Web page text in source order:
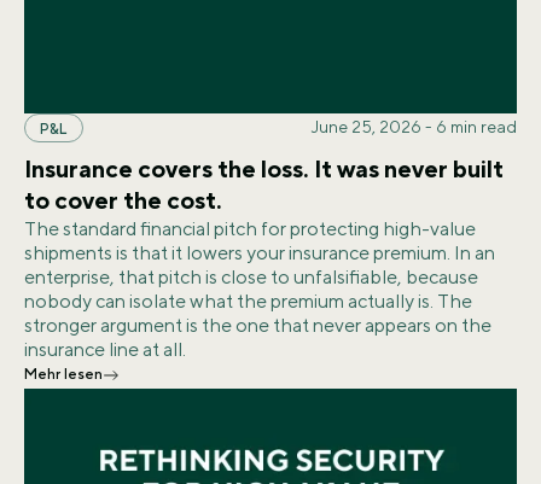
P&L June 25, 2026 - 6 min read
Insurance covers the loss. It was never built
to cover the cost.
The standard financial pitch for protecting high-value
shipments is that it lowers your insurance premium. In an
enterprise, that pitch is close to unfalsifiable, because
nobody can isolate what the premium actually is. The
stronger argument is the one that never appears on the
insurance line at all.
Mehr lesen